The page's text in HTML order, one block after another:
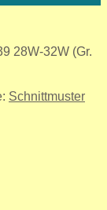
28W-32W (Gr.
Schnittmuster